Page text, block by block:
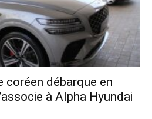
coréen débarque en
à Alpha Hyundai